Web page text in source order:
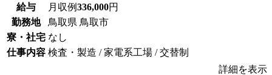
給与 月収例336,000円
勤務地
鳥取県 鳥取市
寮・社宅 なし
仕事内容 検査・製造 / 家電系工場 / 交替制
詳細を表示